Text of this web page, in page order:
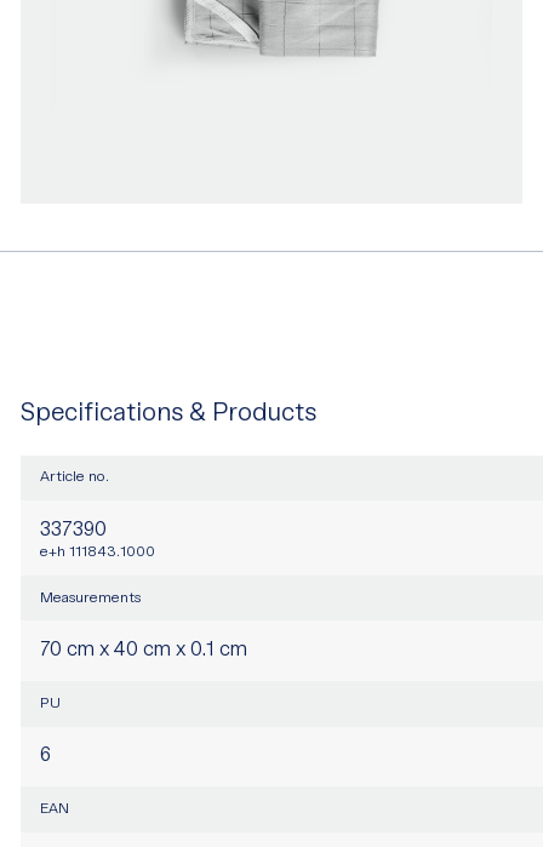
Specifications & Products
Article no.
337390
e+h 111843.1000
Measurements
70 cm x 40 cm x 0.1 cm
PU
6
EAN